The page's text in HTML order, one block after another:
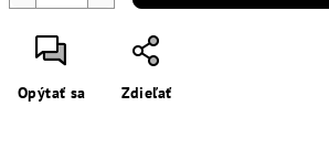
Opýtať sa Zdieľať